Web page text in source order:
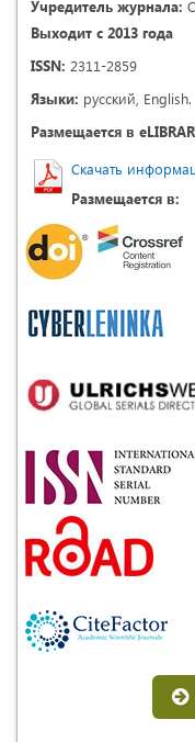
Учредитель журнала:
Выходит с 2013 года
ISSN: 2311-2859
Языки: русский, English.
Размещается в
Скачать
Размещается в: